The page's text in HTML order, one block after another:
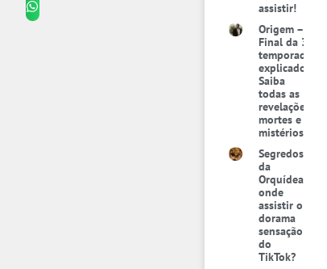
assistir!
Origem –
Final da 3ª
temporada
explicado:
Saiba
todas as
revelações,
mortes e
mistérios
Segredos
da
Orquídea:
onde
assistir o
dorama
sensação
do
TikTok?